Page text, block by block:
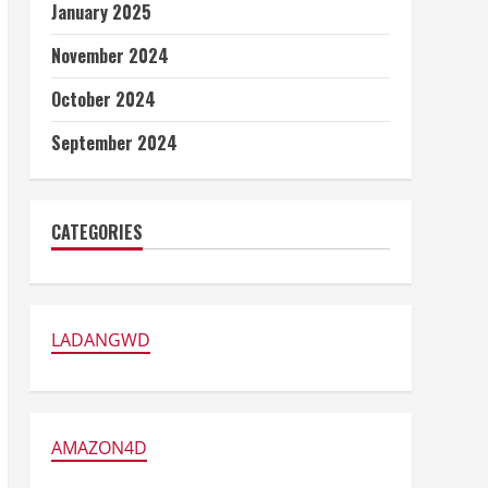
January 2025
November 2024
October 2024
September 2024
CATEGORIES
LADANGWD
AMAZON4D